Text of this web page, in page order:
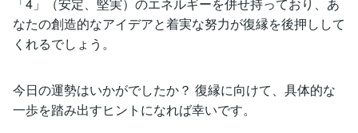
なたの創造的なアイデアと着実な努力が復縁を後押しして
くれるでしょう。
今日の運勢はいかがでしたか？ 復縁に向けて、具体的な
一歩を踏み出すヒントになれば幸いです。